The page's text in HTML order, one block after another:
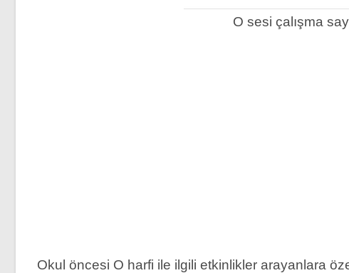
O sesi çalışma
Okul öncesi O harfi ile ilgili etkinlikler arayanlara